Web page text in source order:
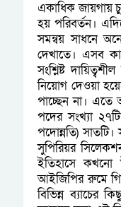
একাধিক জায়গায়
হয় পরিবর্তন।
সমন্বয় সাধনে
দেখাতে। এসব
সংশ্লিষ্ট
নিয়োগ দেওয়া
পাচ্ছেন না। এতে
পদের সংখ্যা
পদোন্নতি)
সুপিরিয়র
ইতিহাসে কখনো
আইজিপির রুমে
বিভিন্ন ব্যাচের